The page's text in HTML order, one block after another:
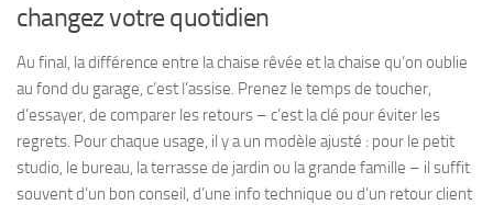
changez votre quotidien
Au final, la différence entre la chaise rêvée et la chaise qu’on oublie
au fond du garage, c’est l’assise. Prenez le temps de toucher,
d’essayer, de comparer les retours – c’est la clé pour éviter les
regrets. Pour chaque usage, il y a un modèle ajusté : pour le petit
studio, le bureau, la terrasse de jardin ou la grande famille – il suffit
souvent d’un bon conseil, d’une info technique ou d’un retour client